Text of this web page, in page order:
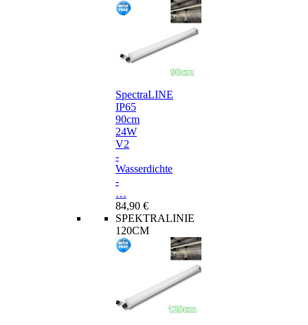
SpectraLINE
IP65
90cm
24W
V2
-
Wasserdichte
-
…
84,90 €
SPEKTRALINIE
120CM